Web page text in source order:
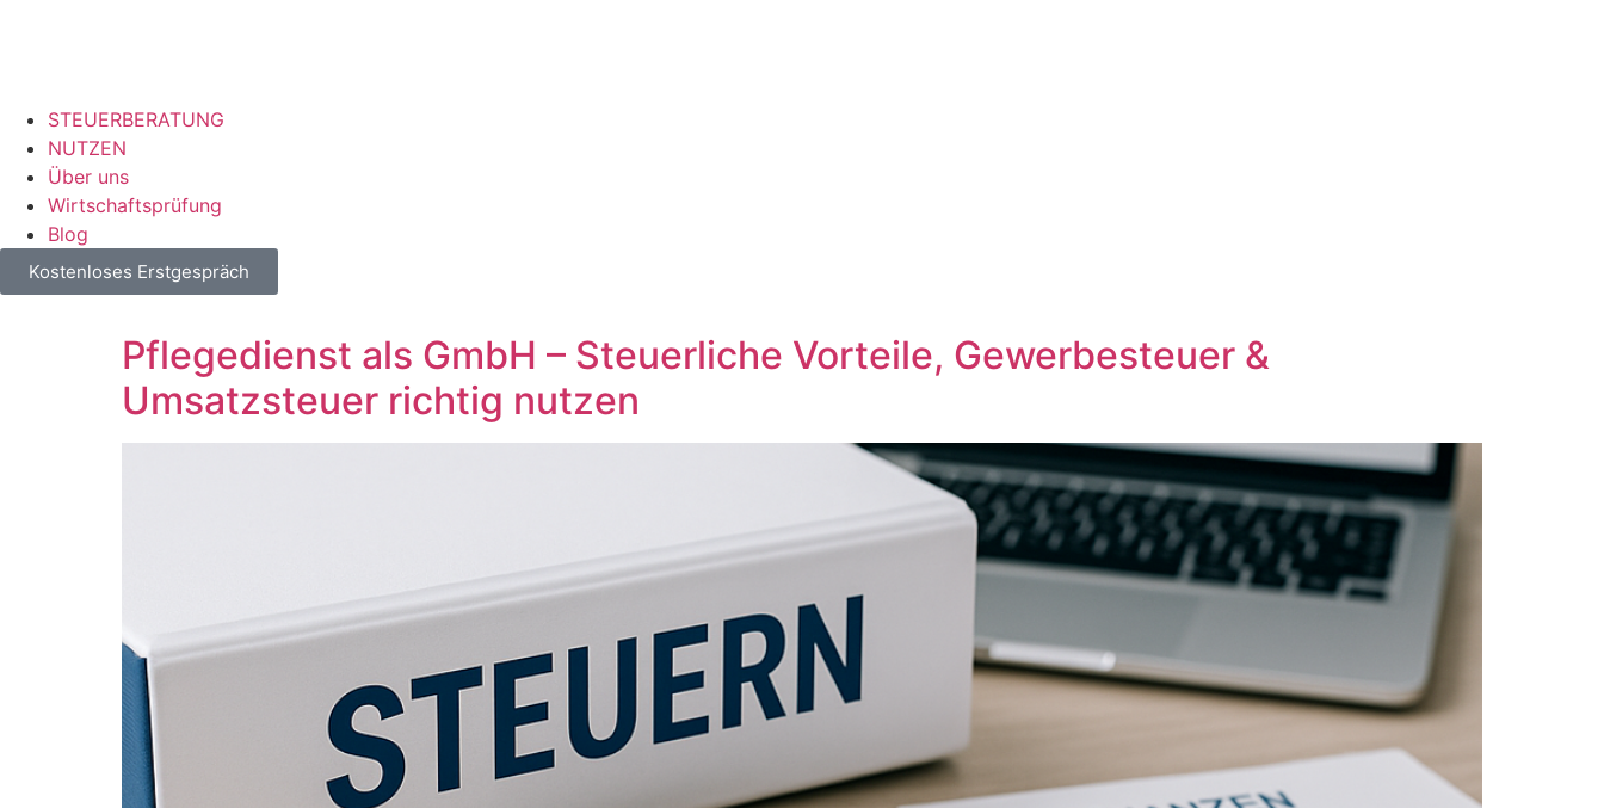
STEUERBERATUNG
NUTZEN
Über uns
Wirtschaftsprüfung
Blog
Kostenloses Erstgespräch
Pflegedienst als GmbH – Steuerliche Vorteile, Gewerbesteuer &
Umsatzsteuer richtig nutzen